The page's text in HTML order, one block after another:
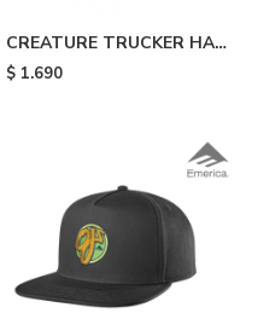
CREATURE TRUCKER HAT
- Black
$ 1.690